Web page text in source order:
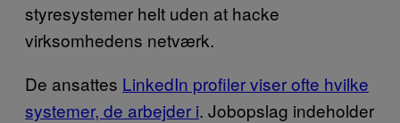
styresystemer helt uden at hacke
virksomhedens netværk.
De ansattes LinkedIn profiler viser ofte hvilke
systemer, de arbejder i. Jobopslag indeholder